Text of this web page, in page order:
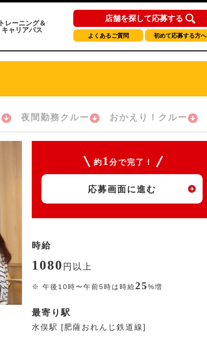
トレーニング＆
キャリアパス
店舗を探して応募する
よくあるご質問 初めて応募する方へ
夜間勤務クルー おかえり！クルー
約 1 分で完了！
応募画面に進む
時給
1080 円 以上
※ 午後10時〜午前5時は時給25%増
最寄り駅
水俣駅 [肥薩おれんじ鉄道線]